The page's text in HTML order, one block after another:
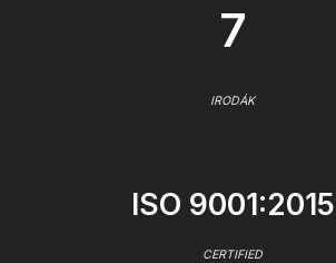
7
IRODÁK
ISO 9001:2015
CERTIFIED